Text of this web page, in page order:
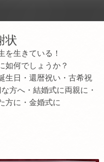
状
を生きている！
如何でしょうか？
生日・還暦祝い・古希祝
方へ・結婚式に両親に・
方に・金婚式に